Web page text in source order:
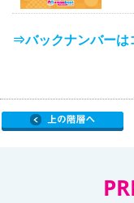
⇒バックナンバーは